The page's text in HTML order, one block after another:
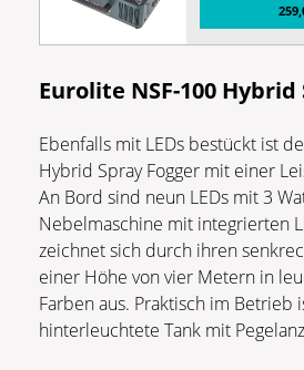
Eurolite NSF-100 Hybrid
Ebenfalls mit LEDs bestückt ist
Hybrid Spray Fogger mit einer
An Bord sind neun LEDs mit 3
Nebelmaschine mit integrierten
zeichnet sich durch ihren
einer Höhe von vier Metern in
Farben aus. Praktisch im Betrieb
hinterleuchtete Tank mit